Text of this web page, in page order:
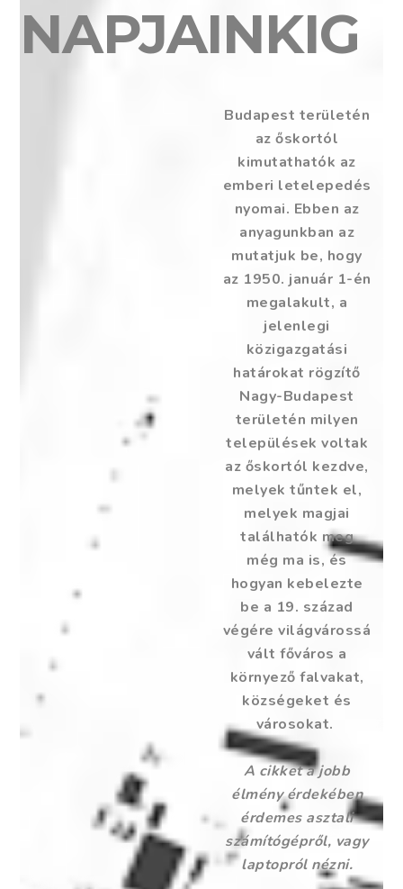
NAPJAINKIG
Budapest területén
az őskortól
kimutathatók az
emberi letelepedés
nyomai. Ebben az
anyagunkban az
mutatjuk be, hogy
az 1950. január 1-én
megalakult, a
jelenlegi
közigazgatási
határokat rögzítő
Nagy-Budapest
területén milyen
települések voltak
az őskortól kezdve,
melyek tűntek el,
melyek magjai
találhatók meg
még ma is, és
hogyan kebelezte
be a 19. század
végére világvárossá
vált főváros a
környező falvakat,
községeket és
városokat.
A cikket a jobb
élmény érdekében
érdemes asztali
számítógépről, vagy
laptopról nézni.